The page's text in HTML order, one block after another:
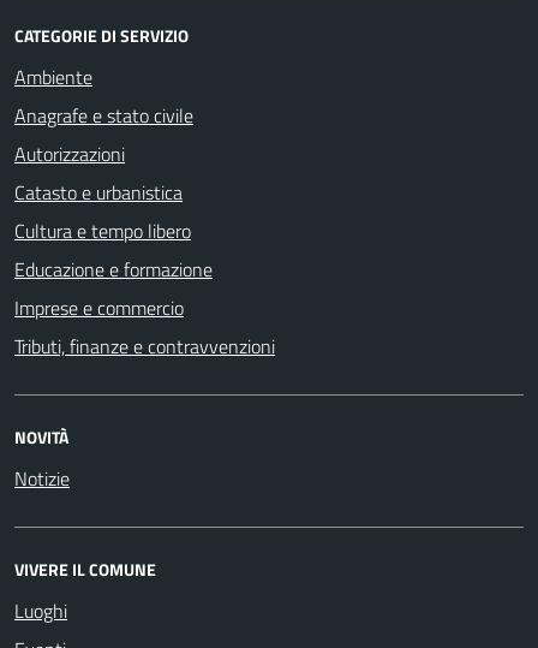
CATEGORIE DI SERVIZIO
Ambiente
Anagrafe e stato civile
Autorizzazioni
Catasto e urbanistica
Cultura e tempo libero
Educazione e formazione
Imprese e commercio
Tributi, finanze e contravvenzioni
NOVITÀ
Notizie
VIVERE IL COMUNE
Luoghi